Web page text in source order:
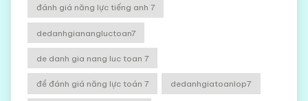
đánh giá năng lực tiếng anh 7
dedanhgianangluctoan7
de danh gia nang luc toan 7
đề đánh giá năng lực toán 7 dedanhgiatoanlop7